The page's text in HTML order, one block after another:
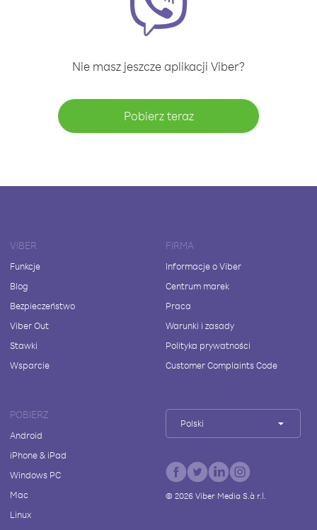
Nie masz jeszcze aplikacji Viber?
Pobierz teraz
VIBER
Funkcje
Blog
Bezpieczeństwo
Viber Out
Stawki
Wsparcie
FIRMA
Informacje o Viber
Centrum marek
Praca
Warunki i zasady
Polityka prywatności
Customer Complaints Code
POBIERZ
Android
iPhone & iPad
Windows PC
Mac
Linux
Polski
© 2026Viber Media S.à r.l.